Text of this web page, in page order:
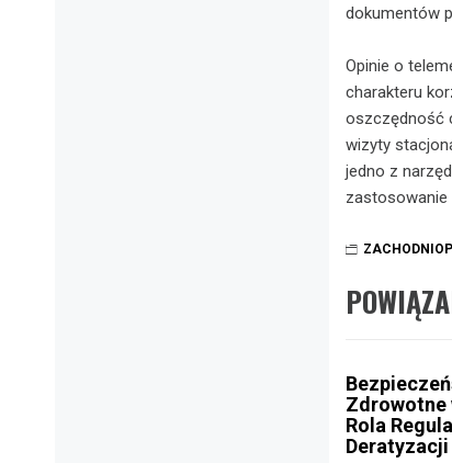
dokumentów
Opinie o
charakteru
oszczędność
wizyty
jedno z
zastosowanie
Zdrowotne
Rola
Deratyzacji